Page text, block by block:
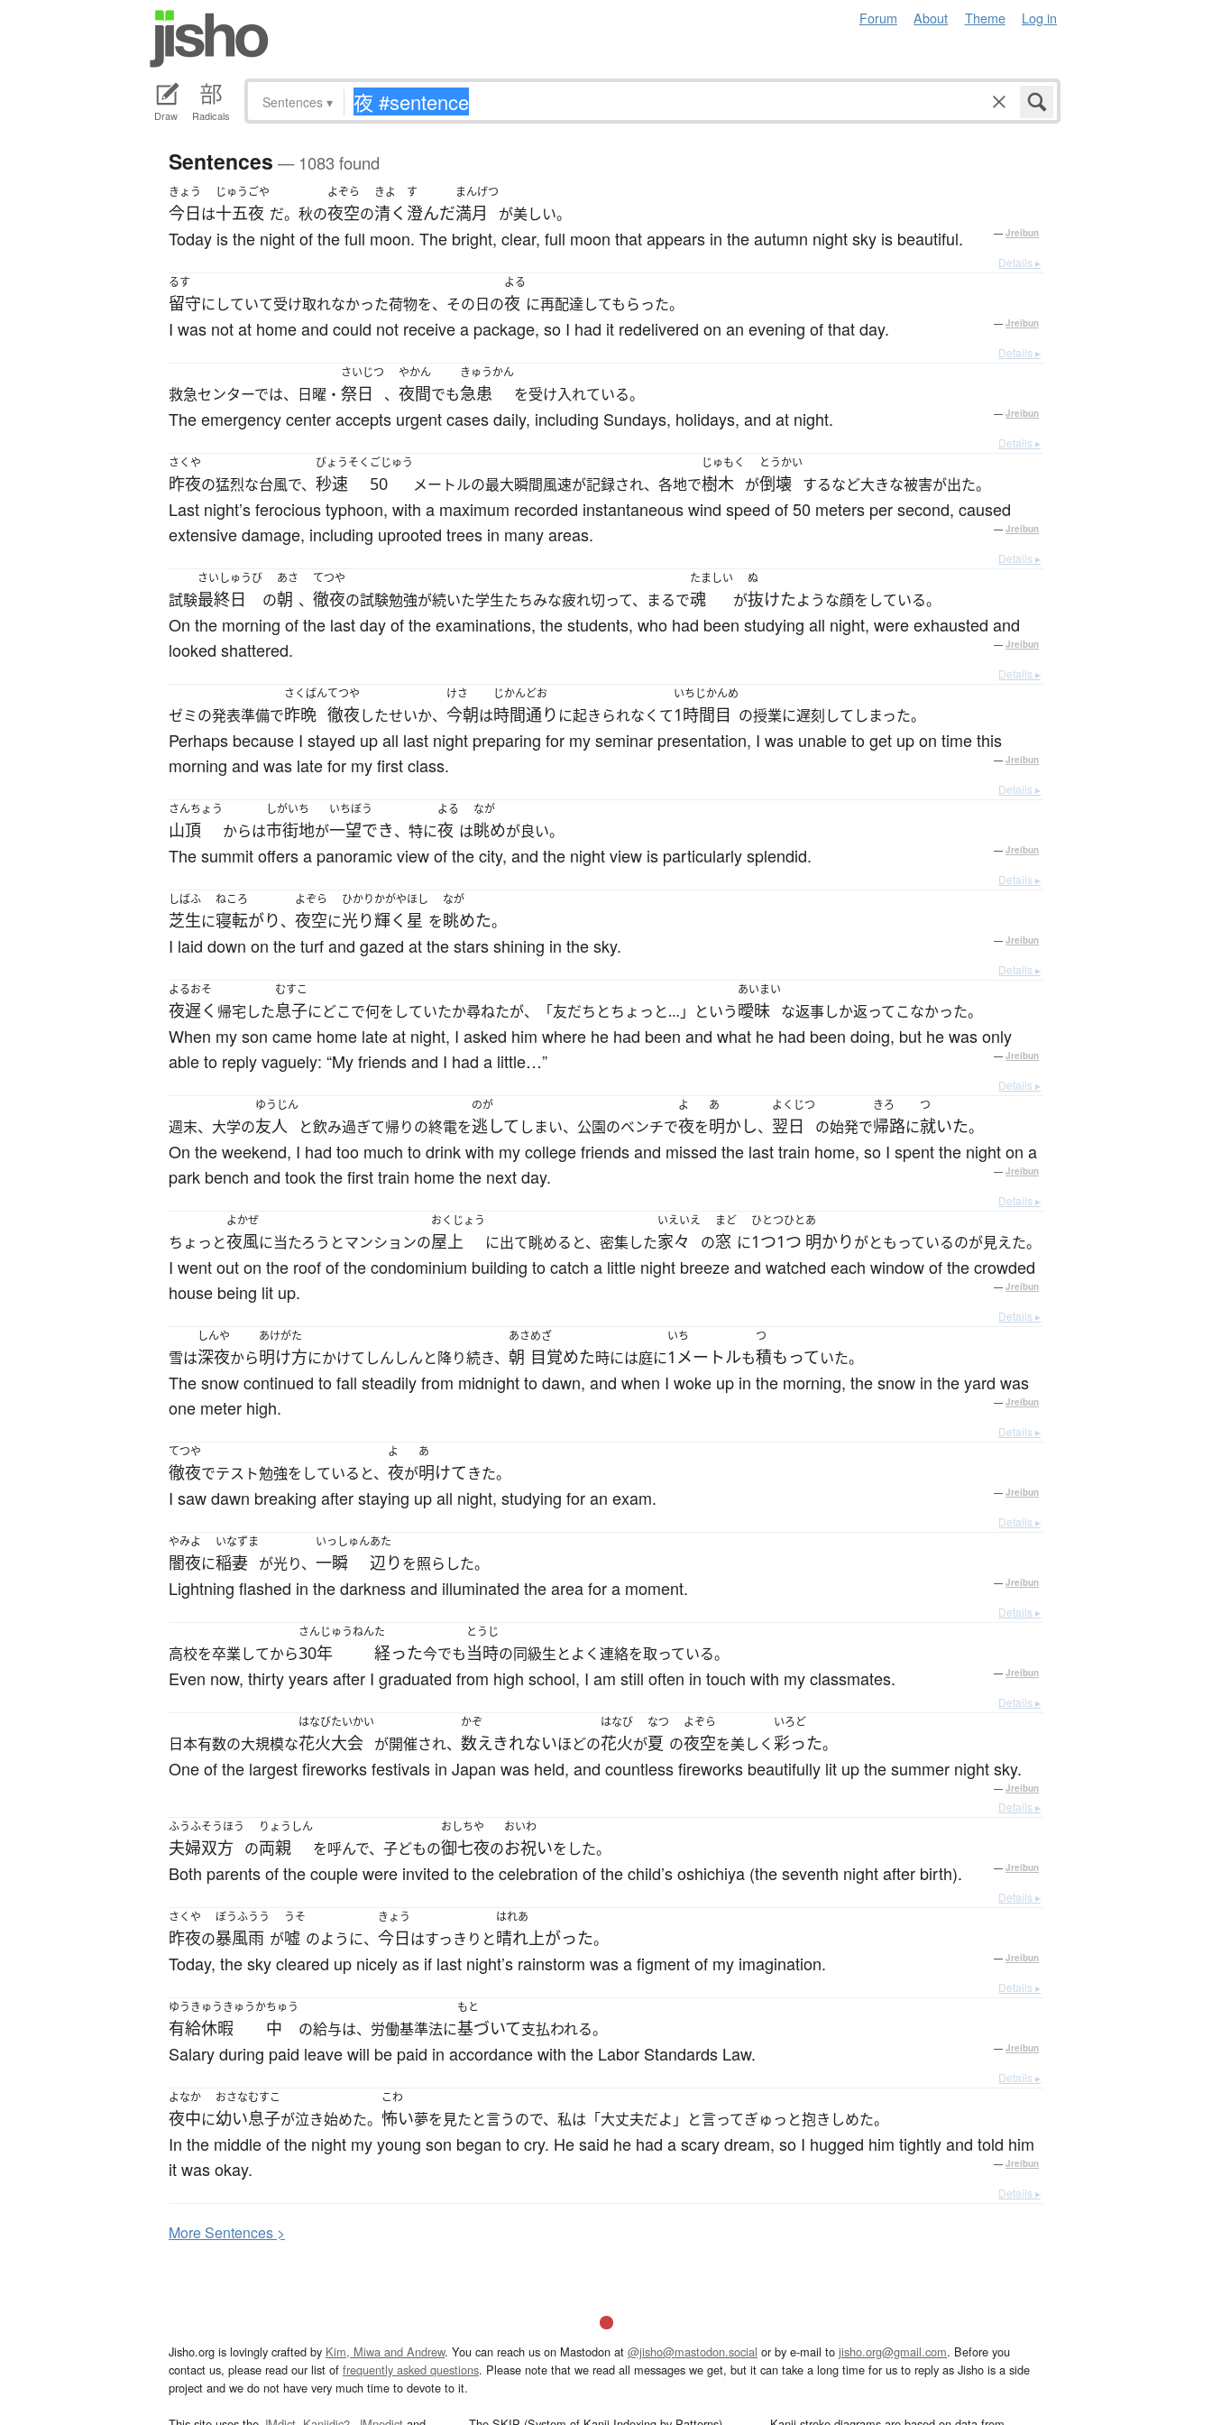
Forum About Theme Log in
Draw Radicals
Sentences ▾
Sentences — 1083 found
きょう
今日は
じゅうごや
十五夜 だ。秋の
よぞら
夜空の
きよ
清く
す
澄んだ
まんげつ
満月 が美しい。
Today is the night of the full moon. The bright, clear, full moon that appears in the autumn night sky is beautiful. — Jreibun
Details ▸
るす
留守にしていて受け取れなかった荷物を、その日の
よる
夜 に再配達してもらった。
I was not at home and could not receive a package, so I had it redelivered on an evening of that day. — Jreibun
Details ▸
救急センターでは、日曜・
さいじつ
祭日 、
やかん
夜間でも
きゅうかん
急患 を受け入れている。
The emergency center accepts urgent cases daily, including Sundays, holidays, and at night. — Jreibun
Details ▸
さくや
昨夜の猛烈な台風で、
びょうそく
秒速
ごじゅう
50 メートルの最大瞬間風速が記録され、各地で
じゅもく
樹木 が
とうかい
倒壊 するなど大きな被害が出た。
Last night’s ferocious typhoon, with a maximum recorded instantaneous wind speed of 50 meters per second, caused
extensive damage, including uprooted trees in many areas.
— Jreibun
Details ▸
試験
さいしゅうび
最終日 の
あさ
朝 、
てつや
徹夜の試験勉強が続いた学生たちみな疲れ切って、まるで
たましい
魂 が
ぬ
抜けたような顔をしている。
On the morning of the last day of the examinations, the students, who had been studying all night, were exhausted and
looked shattered.
— Jreibun
Details ▸
ゼミの発表準備で
さくばん
昨晩
てつや
徹夜したせいか、
けさ
今朝は
じかんどお
時間通り に起きられなくて
いちじかんめ
1時間目 の授業に遅刻してしまった。
Perhaps because I stayed up all last night preparing for my seminar presentation, I was unable to get up on time this
morning and was late for my first class.
— Jreibun
Details ▸
さんちょう
山頂 からは
しがいち
市街地が
いちぼう
一望でき、特に
よる
夜 は
なが
眺めが良い。
The summit offers a panoramic view of the city, and the night view is particularly splendid. — Jreibun
Details ▸
しばふ
芝生に
ねころ
寝転がり、
よぞら
夜空に
ひかりかがや
光り輝く
ほし
星 を
なが
眺めた。
I laid down on the turf and gazed at the stars shining in the sky. — Jreibun
Details ▸
よるおそ
夜遅く 帰宅した
むすこ
息子にどこで何をしていたか尋ねたが、「友だちとちょっと…」という
あいまい
曖昧 な返事しか返ってこなかった。
When my son came home late at night, I asked him where he had been and what he had been doing, but he was only
able to reply vaguely: “My friends and I had a little…”
— Jreibun
Details ▸
週末、大学の
ゆうじん
友人 と飲み過ぎて帰りの終電を
のが
逃して しまい、公園のベンチで
よ
夜を
あ
明かし、
よくじつ
翌日 の始発で
きろ
帰路に
つ
就いた。
On the weekend, I had too much to drink with my college friends and missed the last train home, so I spent the night on a
park bench and took the first train home the next day.
— Jreibun
Details ▸
ちょっと
よかぜ
夜風に当たろうとマンションの
おくじょう
屋上 に出て眺めると、密集した
いえいえ
家々 の
まど
窓 に
ひとつひと
1つ1つ
あ
明かりがともっているのが見えた。
I went out on the roof of the condominium building to catch a little night breeze and watched each window of the crowded
house being lit up.
— Jreibun
Details ▸
雪は
しんや
深夜から
あけがた
明け方にかけてしんしんと降り続き、
あさ
朝
めざ
目覚めた時には庭に
いち
1メートルも
つ
積もっていた。
The snow continued to fall steadily from midnight to dawn, and when I woke up in the morning, the snow in the yard was
one meter high.
— Jreibun
Details ▸
てつや
徹夜でテスト勉強をしていると、
よ
夜が
あ
明けてきた。
I saw dawn breaking after staying up all night, studying for an exam. — Jreibun
Details ▸
やみよ
闇夜に
いなずま
稲妻 が光り、
いっしゅん
一瞬
あた
辺りを照らした。
Lightning flashed in the darkness and illuminated the area for a moment. — Jreibun
Details ▸
高校を卒業してから
さんじゅうねん
30年
た
経った今でも
とうじ
当時の同級生とよく連絡を取っている。
Even now, thirty years after I graduated from high school, I am still often in touch with my classmates. — Jreibun
Details ▸
日本有数の大規模な
はなびたいかい
花火大会 が開催され、
かぞ
数えきれないほどの
はなび
花火が
なつ
夏 の
よぞら
夜空を美しく
いろど
彩った。
One of the largest fireworks festivals in Japan was held, and countless fireworks beautifully lit up the summer night sky.
— Jreibun
Details ▸
ふうふ
夫婦
そうほう
双方 の
りょうしん
両親 を呼んで、子どもの
おしちや
御七夜の
おいわ
お祝いをした。
Both parents of the couple were invited to the celebration of the child’s oshichiya (the seventh night after birth). — Jreibun
Details ▸
さくや
昨夜の
ぼうふうう
暴風雨 が
うそ
嘘 のように、
きょう
今日はすっきりと
はれあ
晴れ上がった。
Today, the sky cleared up nicely as if last night’s rainstorm was a figment of my imagination. — Jreibun
Details ▸
ゆうきゅうきゅうか
有給休暇
ちゅう
中 の給与は、労働基準法に
もと
基づいて支払われる。
Salary during paid leave will be paid in accordance with the Labor Standards Law. — Jreibun
Details ▸
よなか
夜中に
おさな
幼い
むすこ
息子が泣き始めた。
こわ
怖い夢を見たと言うので、私は「大丈夫だよ」と言ってぎゅっと抱きしめた。
In the middle of the night my young son began to cry. He said he had a scary dream, so I hugged him tightly and told him
it was okay.
— Jreibun
Details ▸
MoreSentences >
Jisho.org is lovingly crafted by Kim, Miwa and Andrew. You can reach us on Mastodon at @jisho@mastodon.social or by e-mail to jisho.org@gmail.com. Before you
contact us, please read our list of frequently asked questions. Please note that we read all messages we get, but it can take a long time for us to reply as Jisho is a side
project and we do not have very much time to devote to it.